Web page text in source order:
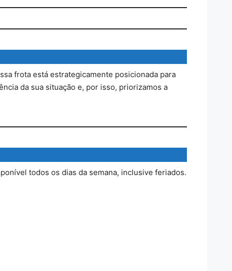
frota está estrategicamente posicionada para
da sua situação e, por isso, priorizamos a
todos os dias da semana, inclusive feriados.